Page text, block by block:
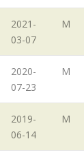
2021-
03-07
M
2020-
07-23
M
2019-
06-14
M